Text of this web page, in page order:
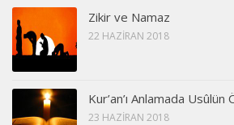
Zikir ve Namaz
22 HAZIRAN 2018
Kur’an’ı Anlamada Usûlün
23 HAZIRAN 2018